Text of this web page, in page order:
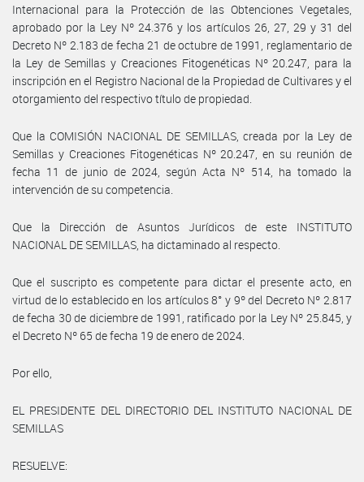
Internacional para la Protección de las Obtenciones Vegetales,
aprobado por la Ley Nº 24.376 y los artículos 26, 27, 29 y 31 del
Decreto Nº 2.183 de fecha 21 de octubre de 1991, reglamentario de
la Ley de Semillas y Creaciones Fitogenéticas Nº 20.247, para la
inscripción en el Registro Nacional de la Propiedad de Cultivares y el
otorgamiento del respectivo título de propiedad.
Que la COMISIÓN NACIONAL DE SEMILLAS, creada por la Ley de
Semillas y Creaciones Fitogenéticas Nº 20.247, en su reunión de
fecha 11 de junio de 2024, según Acta Nº 514, ha tomado la
intervención de su competencia.
Que la Dirección de Asuntos Jurídicos de este INSTITUTO
NACIONAL DE SEMILLAS, ha dictaminado al respecto.
Que el suscripto es competente para dictar el presente acto, en
virtud de lo establecido en los artículos 8° y 9º del Decreto Nº 2.817
de fecha 30 de diciembre de 1991, ratificado por la Ley Nº 25.845, y
el Decreto Nº 65 de fecha 19 de enero de 2024.
Por ello,
EL PRESIDENTE DEL DIRECTORIO DEL INSTITUTO NACIONAL DE
SEMILLAS
RESUELVE: